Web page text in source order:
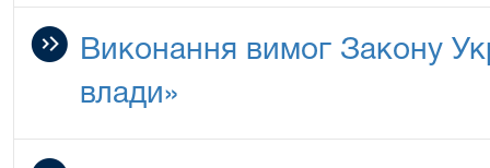
Виконання вимог Закону
влади»